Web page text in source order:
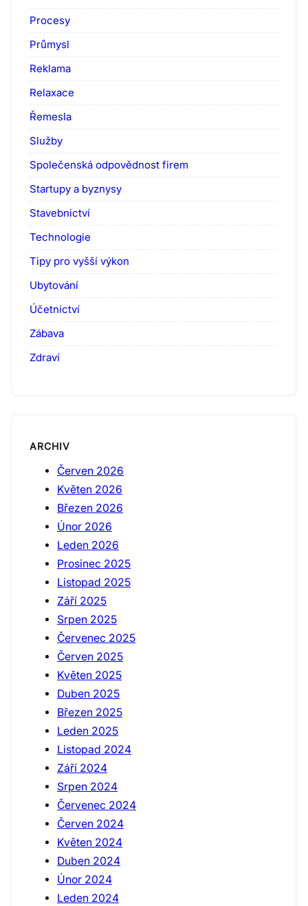
Procesy
Průmysl
Reklama
Relaxace
Řemesla
Služby
Společenská odpovědnost firem
Startupy a byznysy
Stavebnictví
Technologie
Tipy pro vyšší výkon
Ubytování
Účetnictví
Zábava
Zdraví
ARCHIV
Červen 2026
Květen 2026
Březen 2026
Únor 2026
Leden 2026
Prosinec 2025
Listopad 2025
Září 2025
Srpen 2025
Červenec 2025
Červen 2025
Květen 2025
Duben 2025
Březen 2025
Leden 2025
Listopad 2024
Září 2024
Srpen 2024
Červenec 2024
Červen 2024
Květen 2024
Duben 2024
Únor 2024
Leden 2024